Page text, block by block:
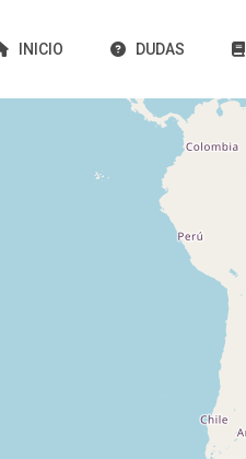
INICIO DUDAS
Cargando